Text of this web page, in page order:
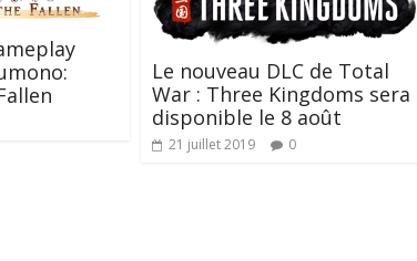
Le nouveau DLC de Total
War : Three Kingdoms sera
disponible le 8 août
21 juillet 2019 0